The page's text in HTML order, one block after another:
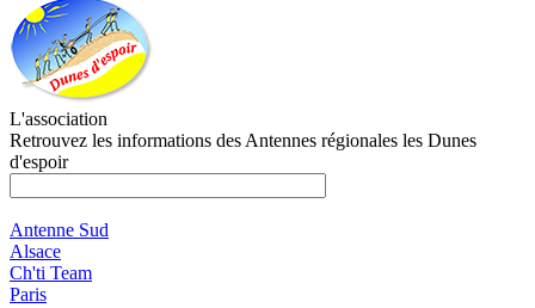
L'association
Retrouvez les informations des Antennes régionales les Dunes
d'espoir
Antenne Sud
Alsace
Ch'ti Team
Paris